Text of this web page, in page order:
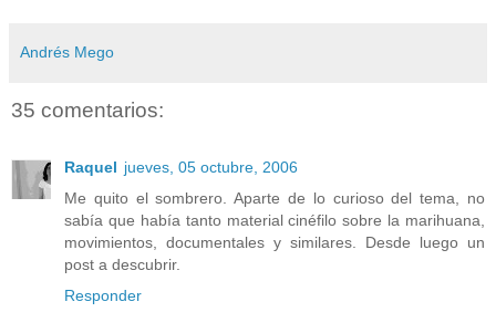
Andrés Mego
35 comentarios:
Raquel jueves, 05 octubre, 2006
Me quito el sombrero. Aparte de lo curioso del tema, no
sabía que había tanto material cinéfilo sobre la marihuana,
movimientos, documentales y similares. Desde luego un
post a descubrir.
Responder